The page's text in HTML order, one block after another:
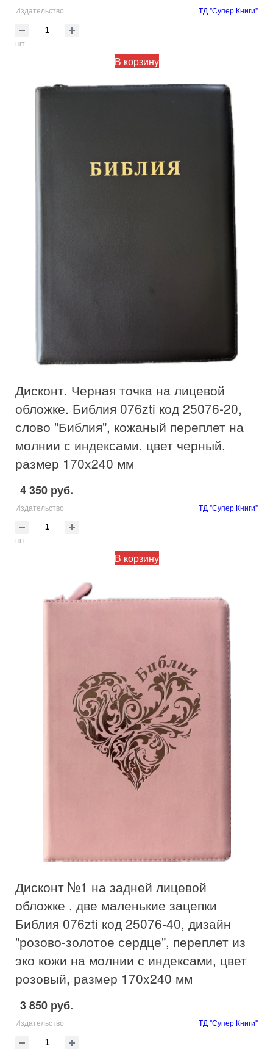
Издательство ТД "Супер Книги"
шт
В корзину
Дисконт. Черная точка на лицевой
обложке. Библия 076zti код 25076-20,
слово "Библия", кожаный переплет на
молнии с индексами, цвет черный,
размер 170x240 мм
4 350 руб.
Издательство ТД "Супер Книги"
шт
В корзину
Дисконт №1 на задней лицевой
обложке , две маленькие зацепки
Библия 076zti код 25076-40, дизайн
"розово-золотое сердце", переплет из
эко кожи на молнии с индексами, цвет
розовый, размер 170x240 мм
3 850 руб.
Издательство ТД "Супер Книги"